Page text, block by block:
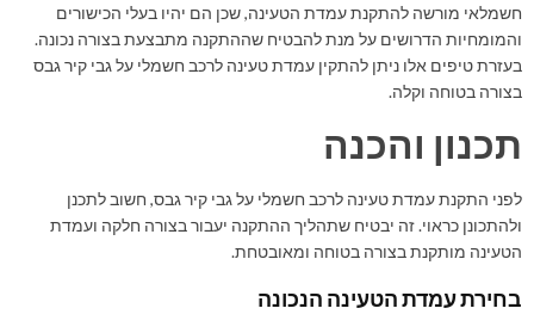
חשמלאי מורשה להתקנת עמדת הטעינה, שכן הם יהיו בעלי הכישורים
והמומחיות הדרושים על מנת להבטיח שההתקנה מתבצעת בצורה נכונה.
בעזרת טיפים אלו ניתן להתקין עמדת טעינה לרכב חשמלי על גבי קיר גבס
בצורה בטוחה וקלה.
תכנון והכנה
לפני התקנת עמדת טעינה לרכב חשמלי על גבי קיר גבס, חשוב לתכנן
ולהתכונן כראוי. זה יבטיח שתהליך ההתקנה יעבור בצורה חלקה ועמדת
הטעינה מותקנת בצורה בטוחה ומאובטחת.
בחירת עמדת הטעינה הנכונה